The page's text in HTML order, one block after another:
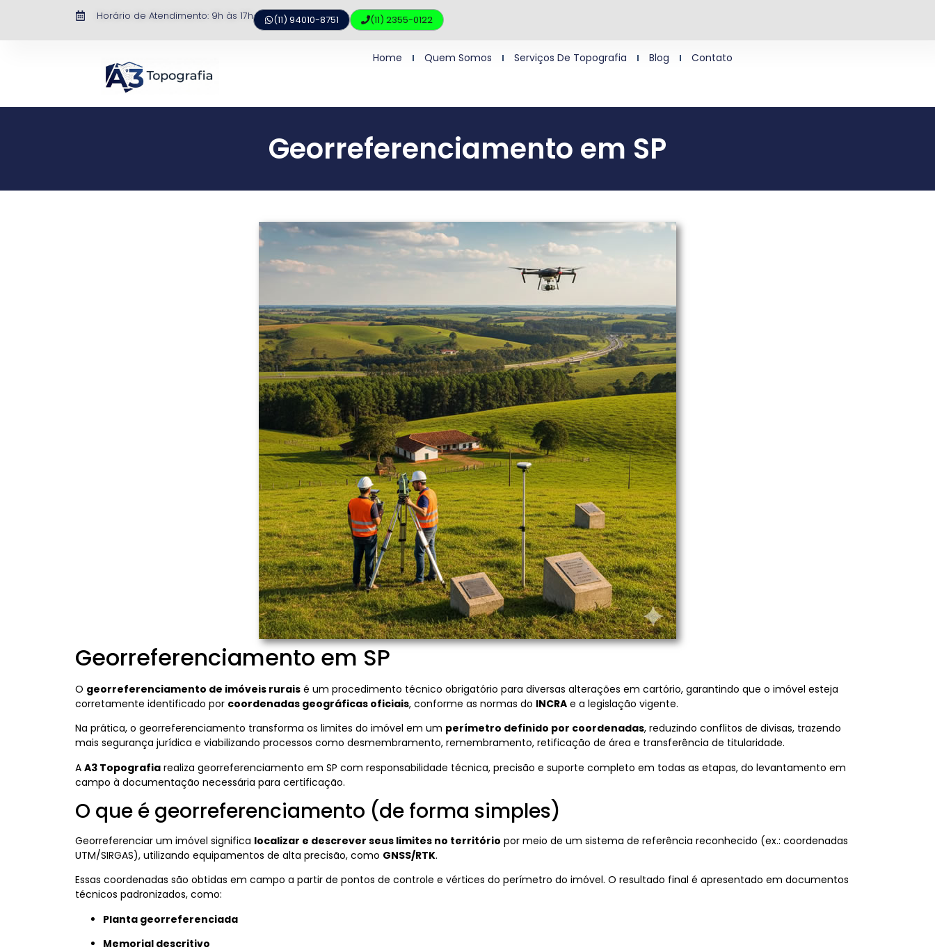
Horário de Atendimento: 9h às 17h​ (11) 94010-8751 (11) 2355-0122
Home Quem Somos Serviços De Topografia Blog Contato
Georreferenciamento em SP
Georreferenciamento em SP
O georreferenciamento de imóveis ruraisé um procedimento técnico obrigatório para diversas alterações em cartório, garantindo que o imóvel esteja
corretamente identificado por coordenadas geográficas oficiais, conforme as normas do INCRAe a legislação vigente.
Na prática, o georreferenciamento transforma os limites do imóvel em um perímetro definido por coordenadas, reduzindo conflitos de divisas, trazendo
mais segurança jurídica e viabilizando processos como desmembramento, remembramento, retificação de área e transferência de titularidade.
A A3 Topografiarealiza georreferenciamento em SP com responsabilidade técnica, precisão e suporte completo em todas as etapas, do levantamento em
campo à documentação necessária para certificação.
O que é georreferenciamento (de forma simples)
Georreferenciar um imóvel significa localizar e descrever seus limites no território por meio de um sistema de referência reconhecido (ex.: coordenadas
UTM/SIRGAS), utilizando equipamentos de alta precisão, como GNSS/RTK.
Essas coordenadas são obtidas em campo a partir de pontos de controle e vértices do perímetro do imóvel. O resultado final é apresentado em documentos
técnicos padronizados, como:
Planta georreferenciada
Memorial descritivo